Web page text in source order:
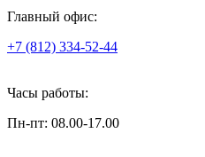
Главный офис:
+7 (812) 334-52-44
Часы работы:
Пн-пт: 08.00-17.00